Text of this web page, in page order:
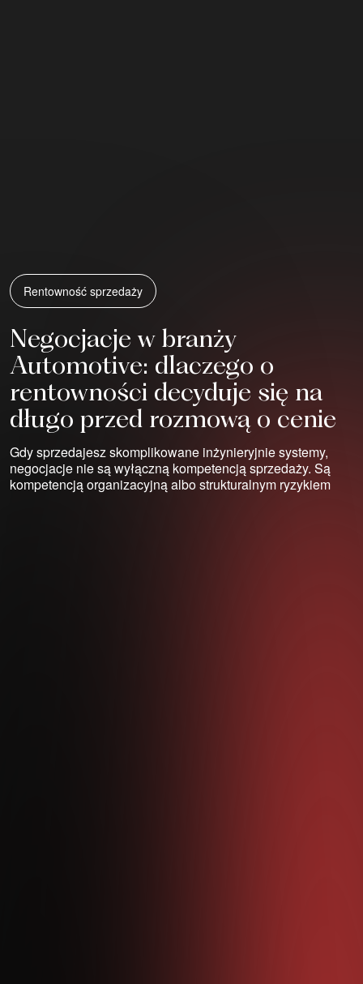
Rentowność sprzedaży
Negocjacje w branży
Automotive: dlaczego o
rentowności decyduje się na
długo przed rozmową o cenie
Gdy sprzedajesz skomplikowane inżynieryjnie systemy,
negocjacje nie są wyłączną kompetencją sprzedaży. Są
kompetencją organizacyjną albo strukturalnym ryzykiem